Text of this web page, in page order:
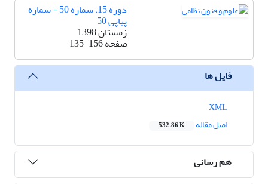
دوره 15، شماره 50 - شماره
پیاپی 50
زمستان 1398
صفحه135-156
فایل ها
اصل مقاله
532.86 K
هم رسانی